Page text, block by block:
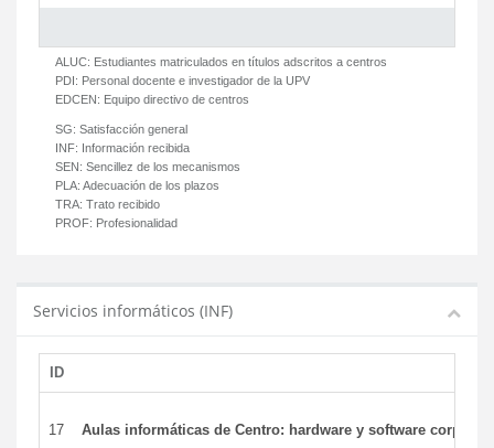
ALUC: Estudiantes matriculados en títulos adscritos a centros
PDI: Personal docente e investigador de la UPV
EDCEN: Equipo directivo de centros
SG: Satisfacción general
INF: Información recibida
SEN: Sencillez de los mecanismos
PLA: Adecuación de los plazos
TRA: Trato recibido
PROF: Profesionalidad
Servicios informáticos (INF)
ID
17 Aulas informáticas de Centro: hardware y software